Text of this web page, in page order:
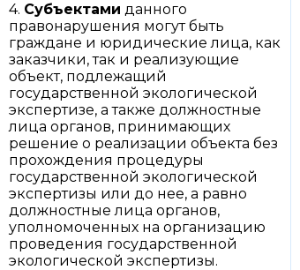
4. Субъектами данного
правонарушения могут быть
граждане и юридические лица, как
заказчики, так и реализующие
объект, подлежащий
государственной экологической
экспертизе, а также должностные
лица органов, принимающих
решение о реализации объекта без
прохождения процедуры
государственной экологической
экспертизы или до нее, а равно
должностные лица органов,
уполномоченных на организацию
проведения государственной
экологической экспертизы.